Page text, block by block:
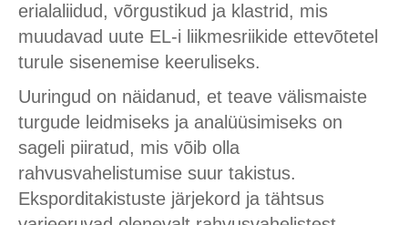
erialaliidud, võrgustikud ja klastrid, mis
muudavad uute EL-i liikmesriikide ettevõtetel
turule sisenemise keeruliseks.
Uuringud on näidanud, et teave välismaiste
turgude leidmiseks ja analüüsimiseks on
sageli piiratud, mis võib olla
rahvusvahelistumise suur takistus.
Eksporditakistuste järjekord ja tähtsus